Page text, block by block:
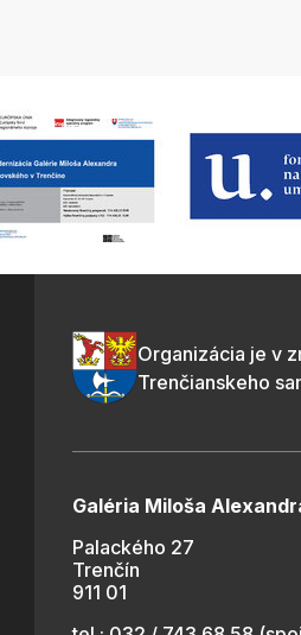
Organizácia je v
Trenčianskeho
Galéria Miloša
Palackého 27
Trenčín
911 01